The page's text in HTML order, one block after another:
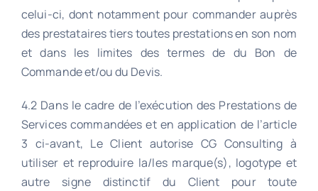
celui-ci, dont notamment pour commander auprès
des prestataires tiers toutes prestations en son nom
et dans les limites des termes de du Bon de
Commande et/ou du Devis.
4.2 Dans le cadre de l’exécution des Prestations de
Services commandées et en application de l’article
3 ci-avant, Le Client autorise CG Consulting à
utiliser et reproduire la/les marque(s), logotype et
autre signe distinctif du Client pour toute